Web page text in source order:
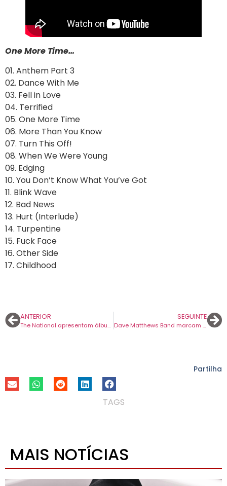
One More Time…
01. Anthem Part 3
02. Dance With Me
03. Fell in Love
04. Terrified
05. One More Time
06. More Than You Know
07. Turn This Off!
08. When We Were Young
09. Edging
10. You Don’t Know What You’ve Got
11. Blink Wave
12. Bad News
13. Hurt (Interlude)
14. Turpentine
15. Fuck Face
16. Other Side
17. Childhood
ANTERIOR
The National apresentam álbum novo de surpresa.
SEGUINTE
Dave Matthews Band marcam concerto em Portugal para maio.
Partilha
TAGS
MAIS NOTÍCIAS